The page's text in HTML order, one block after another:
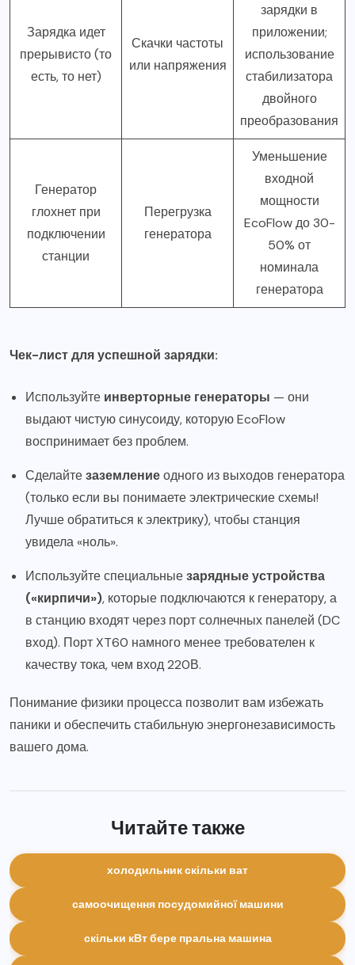
Зарядка идет
прерывисто (то
есть, то нет)
Скачки частоты
или напряжения
зарядки в
приложении;
использование
стабилизатора
двойного
преобразования
Генератор
глохнет при
подключении
станции
Перегрузка
генератора
Уменьшение
входной
мощности
EcoFlow до 30-
50% от
номинала
генератора
Чек-лист для успешной зарядки:
Используйте инверторные генераторы — они
выдают чистую синусоиду, которую EcoFlow
воспринимает без проблем.
Сделайтезаземлениеодного из выходов генератора
(только если вы понимаете электрические схемы!
Лучше обратиться к электрику), чтобы станция
увидела «ноль».
Используйте специальныезарядные устройства
(«кирпичи»), которые подключаются к генератору, а
в станцию входят через порт солнечных панелей (DC
вход). Порт XT60 намного менее требователен к
качеству тока, чем вход 220В.
Понимание физики процесса позволит вам избежать
паники и обеспечить стабильную энергонезависимость
вашего дома.
Читайте также
холодильник скільки ват
самоочищення посудомийної машини
скільки кВт бере пральна машина